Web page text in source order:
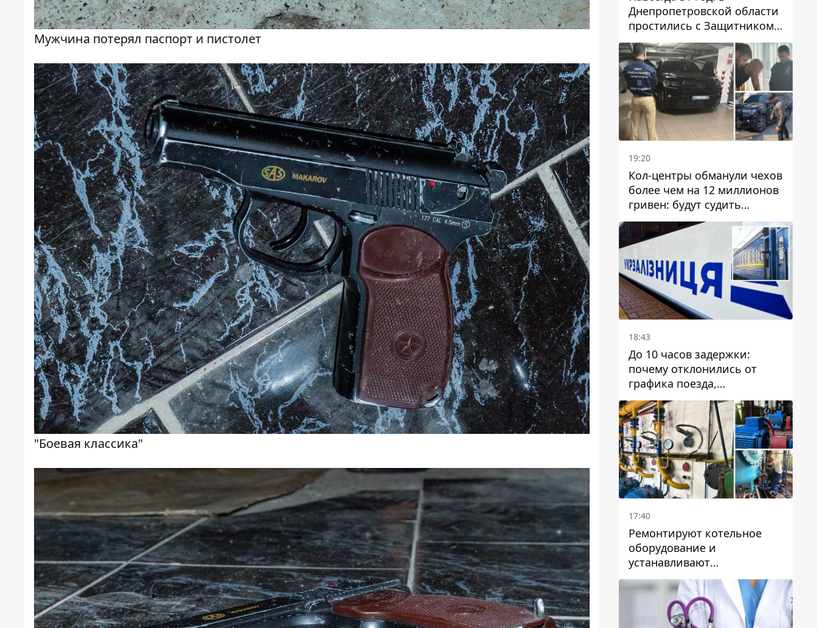
Мужчина потерял паспорт и пистолет
"Боевая классика"
Днепропетровской области
простились с Защитником
Александром Репиным
19:20
Кол-центры обманули чехов
более чем на 12 миллионов
гривен: будут судить
днепрянина,
организовавшего
транснациональную
преступную организацию
18:43
До 10 часов задержки:
почему отклонились от
графика поезда,
курсирующие через Днепр
и область
17:40
Ремонтируют котельное
оборудование и
устанавливают
генераторные установки:
как в Днепре готовятся к
отопительному сезону